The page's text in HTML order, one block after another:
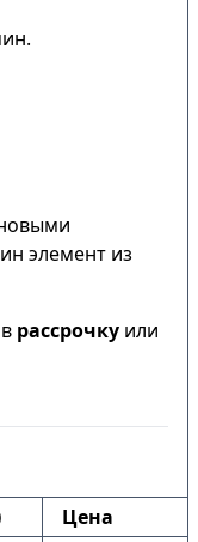
элемент из
рассрочку или
Цена